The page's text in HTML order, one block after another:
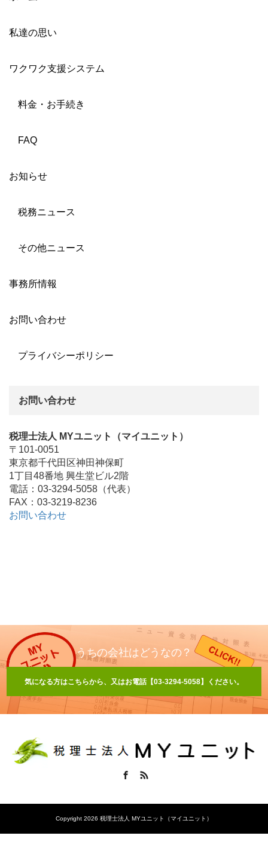
私達の思い
ワクワク支援システム
料金・お手続き
FAQ
お知らせ
税務ニュース
その他ニュース
事務所情報
お問い合わせ
プライバシーポリシー
お問い合わせ
税理士法人 MYユニット（マイユニット）
〒101-0051
東京都千代田区神田神保町
1丁目48番地 興生堂ビル2階
電話：03-3294-5058（代表）
FAX：03-3219-8236
お問い合わせ
うちの会社はどうなの？
気になる方はこちらから、又はお電話【03-3294-5058】ください。
Facebook
Copyright 2026 税理士法人 MYユニット（マイユニット）